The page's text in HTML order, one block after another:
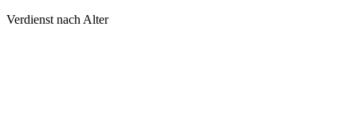
Verdienst nach Alter